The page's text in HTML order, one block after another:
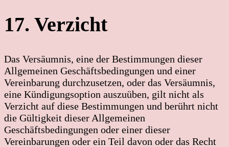
17. Verzicht
Das Versäumnis, eine der Bestimmungen dieser
Allgemeinen Geschäftsbedingungen und einer
Vereinbarung durchzusetzen, oder das Versäumnis,
eine Kündigungsoption auszuüben, gilt nicht als
Verzicht auf diese Bestimmungen und berührt nicht
die Gültigkeit dieser Allgemeinen
Geschäftsbedingungen oder einer dieser
Vereinbarungen oder ein Teil davon oder das Recht